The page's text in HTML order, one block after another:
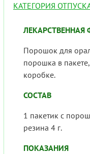
КАТЕГОРИЯ
Порошок для
порошка в
коробке.
СОСТАВ
1 пакетик с
резина 4 г.
ПОКАЗАНИЯ